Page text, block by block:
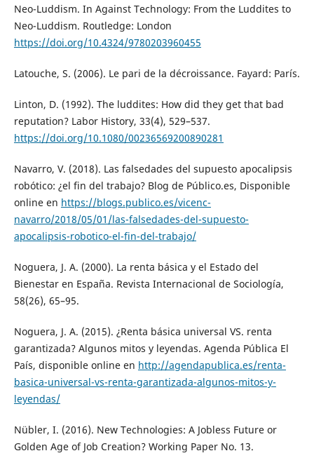
Neo-Luddism. In Against Technology: From the Luddites to
Neo-Luddism. Routledge: London
https://doi.org/10.4324/9780203960455
Latouche, S. (2006). Le pari de la décroissance. Fayard: París.
Linton, D. (1992). The luddites: How did they get that bad
reputation? Labor History, 33(4), 529–537.
https://doi.org/10.1080/00236569200890281
Navarro, V. (2018). Las falsedades del supuesto apocalipsis
robótico: ¿el fin del trabajo? Blog de Público.es, Disponible
online en https://blogs.publico.es/vicenc-
navarro/2018/05/01/las-falsedades-del-supuesto-
apocalipsis-robotico-el-fin-del-trabajo/
Noguera, J. A. (2000). La renta básica y el Estado del
Bienestar en España. Revista Internacional de Sociología,
58(26), 65–95.
Noguera, J. A. (2015). ¿Renta básica universal VS. renta
garantizada? Algunos mitos y leyendas. Agenda Pública El
País, disponible online en http://agendapublica.es/renta-
basica-universal-vs-renta-garantizada-algunos-mitos-y-
leyendas/
Nübler, I. (2016). New Technologies: A Jobless Future or
Golden Age of Job Creation? Working Paper No. 13.